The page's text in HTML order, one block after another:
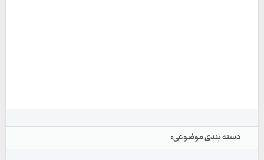
دسته بندی موضوعی: